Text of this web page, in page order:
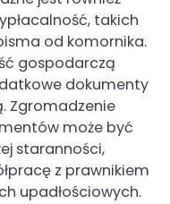
takich
od komornika.
gospodarczą
dokumenty
Zgromadzenie
może być
staranności,
z prawnikiem
upadłościowych.